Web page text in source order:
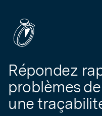
Répondez
problèmes
une